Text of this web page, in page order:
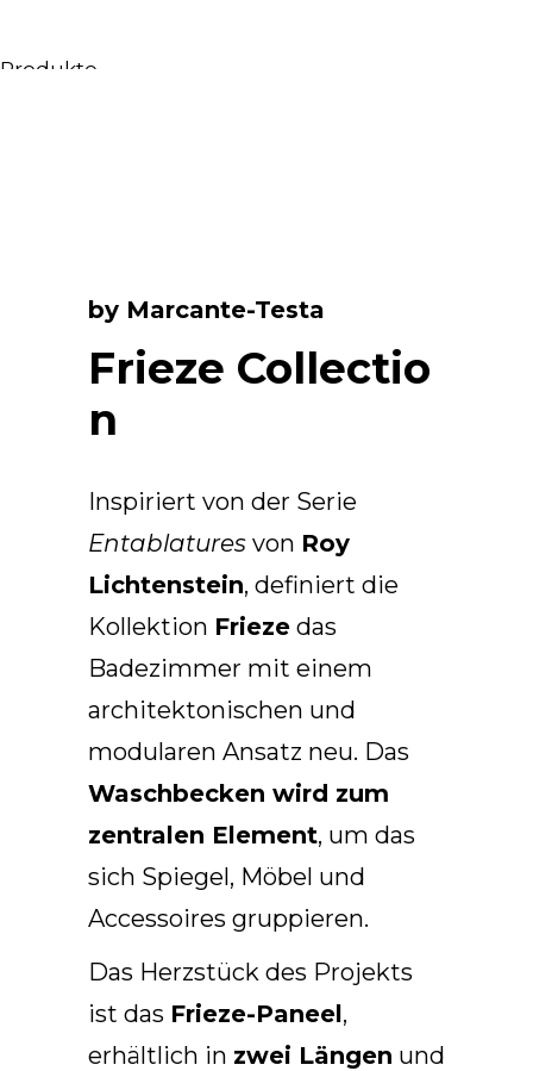
Produkte
Beleuchtung
Accessoires
Tapeten
Arco Collection
Beam Collection
Frieze Kollektion
Nouveau Collection
Origami Collection
Plateau Collection
Rest Collection
Ribbon Collection
Swing Collection
Über uns
by Marcante-Testa
Frieze Collectio
n
Inspiriert von der Serie
Entablatures von Roy
Lichtenstein, definiert die
Kollektion Frieze das
Badezimmer mit einem
architektonischen und
modularen Ansatz neu. Das
Waschbecken wird zum
zentralen Element, um das
sich Spiegel, Möbel und
Accessoires gruppieren.
Das Herzstück des Projekts
ist das Frieze-Paneel,
erhältlich in zwei Längen und